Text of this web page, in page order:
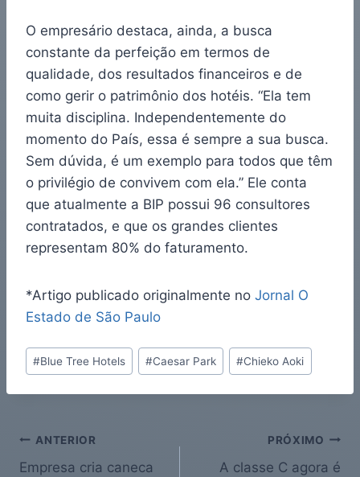
O empresário destaca, ainda, a busca
constante da perfeição em termos de
qualidade, dos resultados financeiros e de
como gerir o patrimônio dos hotéis. “Ela tem
muita disciplina. Independentemente do
momento do País, essa é sempre a sua busca.
Sem dúvida, é um exemplo para todos que têm
o privilégio de convivem com ela.” Ele conta
que atualmente a BIP possui 96 consultores
contratados, e que os grandes clientes
representam 80% do faturamento.
*Artigo publicado originalmente no Jornal O
Estado de São Paulo
#Blue Tree Hotels #Caesar Park #Chieko Aoki
ANTERIOR
Empresa cria caneca
PRÓXIMO
A classe C agora é